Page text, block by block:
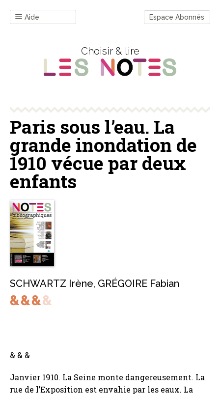
Aide Espace Abonnés
Choisir & lire
Paris sous l’eau. La
grande inondation de
1910 vécue par deux
enfants
SCHWARTZ Irène, GRÉGOIRE Fabian
& & &
Janvier 1910. La Seine monte dangereusement. La
rue de l’Exposition est envahie par les eaux. La